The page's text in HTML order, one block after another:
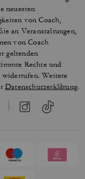
neuesten
von Coach,
an Veranstaltungen,
von Coach
geltenden
Rechte und
Weitere
Datenschutzerklärung.